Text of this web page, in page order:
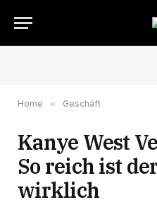
Home » Geschäft
Kanye West
So reich ist
wirklich